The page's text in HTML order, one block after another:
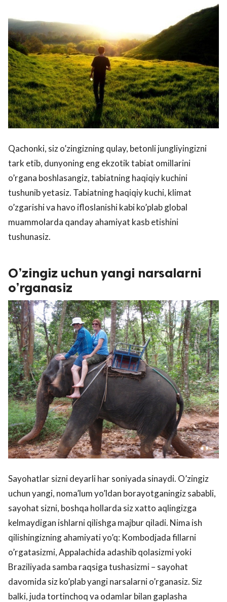
Qachonki, siz o’zingizning qulay, betonli jungliyingizni
tark etib, dunyoning eng ekzotik tabiat omillarini
o’rgana boshlasangiz, tabiatning haqiqiy kuchini
tushunib yetasiz. Tabiatning haqiqiy kuchi, klimat
o’zgarishi va havo ifloslanishi kabi ko’plab global
muammolarda qanday ahamiyat kasb etishini
tushunasiz.
O’zingiz uchun yangi narsalarni
o’rganasiz
Sayohatlar sizni deyarli har soniyada sinaydi. O’zingiz
uchun yangi, noma’lum yo’ldan borayotganingiz sababli,
sayohat sizni, boshqa hollarda siz xatto aqlingizga
kelmaydigan ishlarni qilishga majbur qiladi. Nima ish
qilishingizning ahamiyati yo’q: Kombodjada fillarni
o’rgatasizmi, Appalachida adashib qolasizmi yoki
Braziliyada samba raqsiga tushasizmi – sayohat
davomida siz ko’plab yangi narsalarni o’rganasiz. Siz
balki, juda tortinchoq va odamlar bilan gaplasha